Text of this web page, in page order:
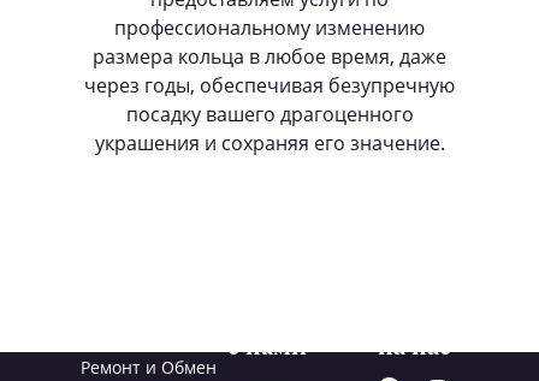
профессиональному изменению
размера кольца в любое время, даже
через годы, обеспечивая безупречную
посадку вашего драгоценного
украшения и сохраняя его значение.
Ремонт и Обмен
с нами
на нас